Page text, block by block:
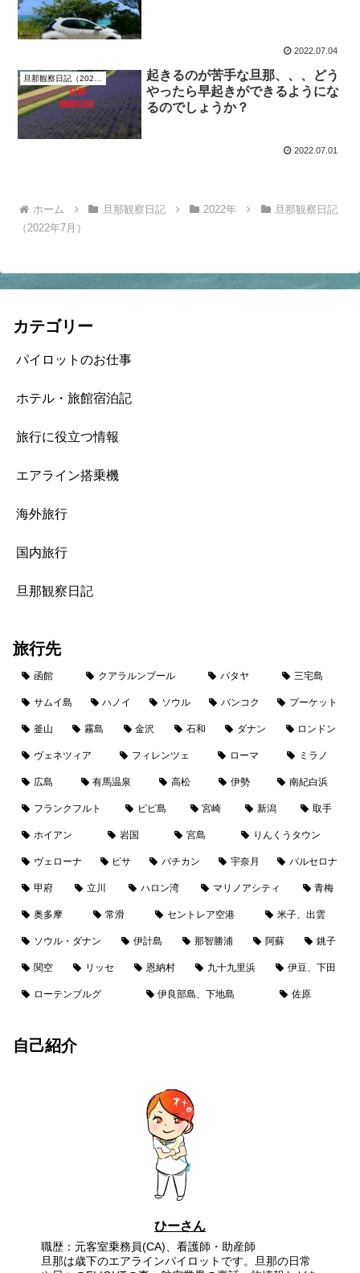
2022.07.04
旦那観察日記（2022年7月）
起きるのが苦手な旦那、、、どう
やったら早起きができるようにな
るのでしょうか？
2022.07.01
ホーム 旦那観察日記 2022年
旦那観察日記
（2022年7月）
カテゴリー
パイロットのお仕事
ホテル・旅館宿泊記
旅行に役立つ情報
エアライン搭乗機
海外旅行
国内旅行
旦那観察日記
旅行先
函館 クアラルンプール パタヤ 三宅島
サムイ島 ハノイ ソウル バンコク プーケット
釜山 霧島 金沢 石和 ダナン ロンドン
ヴェネツィア フィレンツェ ローマ ミラノ
広島 有馬温泉 高松 伊勢 南紀白浜
フランクフルト ピピ島 宮崎 新潟 取手
ホイアン 岩国 宮島 りんくうタウン
ヴェローナ ピサ バチカン 宇奈月 バルセロナ
甲府 立川 ハロン湾 マリノアシティ 青梅
奥多摩 常滑 セントレア空港 米子、出雲
ソウル・ダナン 伊計島 那智勝浦 阿蘇 銚子
関空 リッセ 恩納村 九十九里浜 伊豆、下田
ローテンブルグ 伊良部島、下地島 佐原
自己紹介
ひーさん
職歴：元客室乗務員(CA)、看護師・助産師
旦那は歳下のエアラインパイロットです。旦那の日常